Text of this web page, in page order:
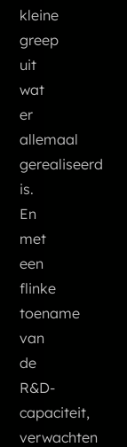
kleine
greep
uit
wat
er
allemaal
gerealiseerd
is.
En
met
een
flinke
toename
van
de
R&D-
capaciteit,
verwachten